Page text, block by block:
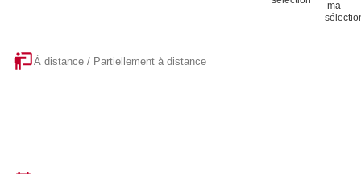
À distance / Partiellement à distance